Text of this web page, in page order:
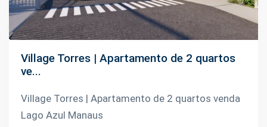
Village Torres | Apartamento de 2 quartos
ve...
Village Torres | Apartamento de 2 quartos venda
Lago Azul Manaus